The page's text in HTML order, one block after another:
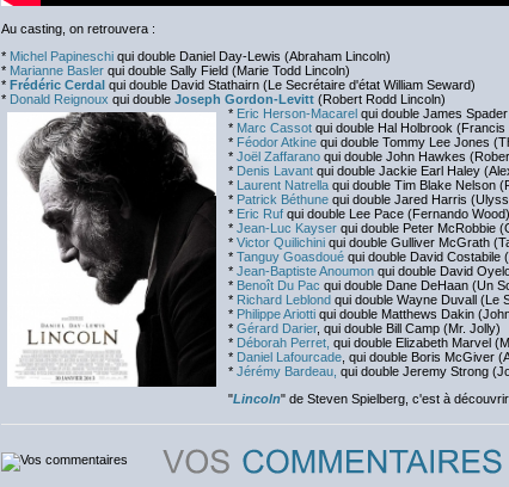
Au casting, on retrouvera :
* Michel Papineschi qui double Daniel Day-Lewis (Abraham Lincoln)
* Marianne Basler qui double Sally Field (Marie Todd Lincoln)
* Frédéric Cerdal qui double David Stathairn (Le Secrétaire d'état William Seward)
* Donald Reignoux qui double Joseph Gordon-Levitt (Robert Rodd Lincoln)
* Eric Herson-Macarel qui double James
* Marc Cassot qui double Hal Holbrook (Francis
* Féodor Atkine qui double Tommy Lee Jones
* Joël Zaffarano qui double John Hawkes
* Denis Lavant qui double Jackie Earl Haley
* Laurent Natrella qui double Tim Blake Nelson
* Patrick Béthune qui double Jared Harris
* Eric Ruf qui double Lee Pace (Fernando Wood)
* Jean-Luc Kayser qui double Peter McRobbie
* Victor Quilichini qui double Gulliver McGrath
* Tanguy Goasdoué qui double David Costabile
* Jean-Baptiste Anoumon qui double David
* Benoît Du Pac qui double Dane DeHaan (Un
* Richard Leblond qui double Wayne Duvall (Le
* Philippe Ariotti qui double Matthews Dakin
* Gérard Darier, qui double Bill Camp (Mr. Jolly)
* Déborah Perret, qui double Elizabeth Marvel
* Daniel Lafourcade , qui double Boris McGiver
* Jérémy Bardeau, qui double Jeremy Strong
"Lincoln" de Steven Spielberg, c'est à